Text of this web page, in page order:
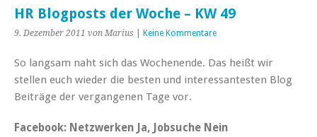
HR Blogposts der Woche – KW 49
9. Dezember 2011 von Marius Keine Kommentare
So langsam naht sich das Wochenende. Das heißt wir
stellen euch wieder die besten und interessantesten Blog
Beiträge der vergangenen Tage vor.
Facebook: Netzwerken Ja, Jobsuche Nein